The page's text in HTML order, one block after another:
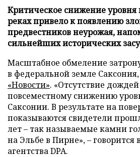
Критическое снижение
реках привело к появлению
предвестников неурожая,
сильнейших исторических
Масштабное обмеление
в федеральной земле
«Новости». «Отсутствие
повсеместному снижению
Саксонии. В результате на
показываются свидетели
лет – так называемые камни
на Эльбе в Пирне», – говорится
агентства DPA.